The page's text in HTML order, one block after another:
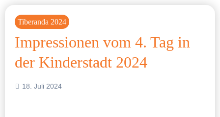
Tiberanda 2024
Impressionen vom 4. Tag in
der Kinderstadt 2024
18. Juli 2024